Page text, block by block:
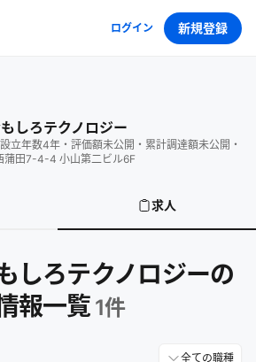
ログイン 新規登録
しろテクノロジー
設立年数4年 ・ 評価額未公開 ・ 累計調達額未公開 ・
蒲田7-4-4 小山第二ビル6F
求人
しろテクノロジーの
報一覧 1件
全ての職種